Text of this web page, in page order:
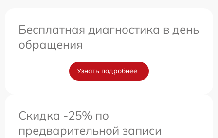
Бесплатная диагностика в день
обращения
Узнать подробнее
Скидка -25% по
предварительной записи